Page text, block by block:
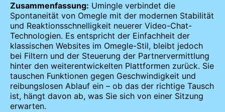
Zusammenfassung: Umingle verbindet die
Spontaneität von Omegle mit der modernen Stabilität
und Reaktionsschnelligkeit neuerer Video-Chat-
Technologien. Es entspricht der Einfachheit der
klassischen Websites im Omegle-Stil, bleibt jedoch
bei Filtern und der Steuerung der Partnervermittlung
hinter den weiterentwickelten Plattformen zurück. Sie
tauschen Funktionen gegen Geschwindigkeit und
reibungslosen Ablauf ein – ob das der richtige Tausch
ist, hängt davon ab, was Sie sich von einer Sitzung
erwarten.